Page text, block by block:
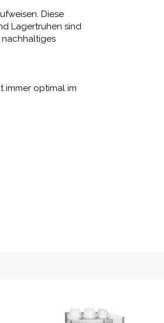
Diese
Lagertruhen sind
nachhaltiges
immer optimal im